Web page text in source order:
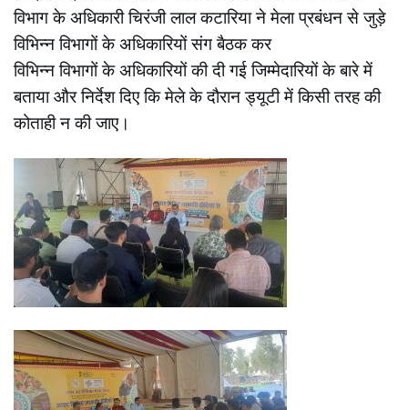
विभाग के अधिकारी चिरंजी लाल कटारिया ने मेला प्रबंधन से जुड़े
विभिन्न विभागों के अधिकारियों संग बैठक कर
विभिन्न विभागों के अधिकारियों की दी गई जिम्मेदारियों के बारे में
बताया और निर्देश दिए कि मेले के दौरान ड्यूटी में किसी तरह की
कोताही न की जाए।